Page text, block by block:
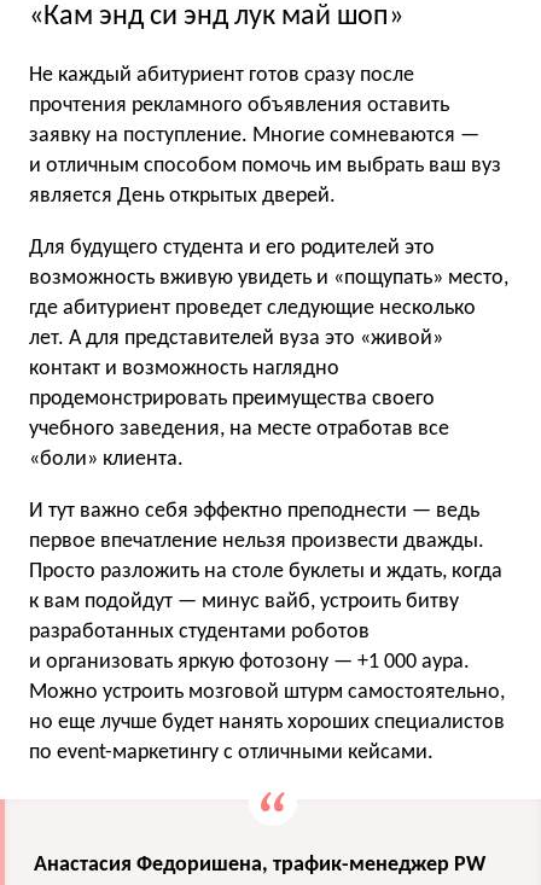
«Кам энд си энд лук май шоп»
Не каждый абитуриент готов сразу после
прочтения рекламного объявления оставить
заявку на поступление. Многие сомневаются —
и отличным способом помочь им выбрать ваш вуз
является День открытых дверей.
Для будущего студента и его родителей это
возможность вживую увидеть и «пощупать» место,
где абитуриент проведет следующие несколько
лет. А для представителей вуза это «живой»
контакт и возможность наглядно
продемонстрировать преимущества своего
учебного заведения, на месте отработав все
«боли» клиента.
И тут важно себя эффектно преподнести — ведь
первое впечатление нельзя произвести дважды.
Просто разложить на столе буклеты и ждать, когда
к вам подойдут — минус вайб, устроить битву
разработанных студентами роботов
и организовать яркую фотозону — +1 000 аура.
Можно устроить мозговой штурм самостоятельно,
но еще лучше будет нанять хороших специалистов
по event-маркетингу с отличными кейсами.
Анастасия Федоришена, трафик-менеджер PW